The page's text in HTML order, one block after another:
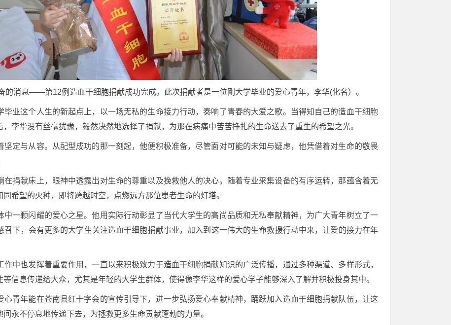
的消息——第12例造血干细胞捐献成功完成。此次捐献者是一位刚大学毕业的爱心青年，李华(化名）。
业这个人生的新起点上，以一场无私的生命接力行动，奏响了青春的大爱之歌。当得知自己的造血干细胞
李华没有丝毫犹豫，毅然决然地选择了捐献，为那在病痛中苦苦挣扎的生命送去了重生的希望之光。
定与从容。从配型成功的那一刻起，他便积极准备，尽管面对可能的未知与疑虑，他凭借着对生命的敬畏
在捐献床上，眼神中透露出对生命的尊重以及挽救他人的决心。随着专业采集设备的有序运转，那蕴含着无
希望的火种，即将跨越时空，点燃远方那位患者生命的灯塔。
中一颗闪耀的爱心之星。他用实际行动彰显了当代大学生的高尚品质和无私奉献精神，为广大青年树立了一
下，会有更多的大学生关注造血干细胞捐献事业，加入到这一伟大的生命救援行动中来，让爱的接力在年
中也发挥着重要作用，一直以来积极致力于造血干细胞捐献知识的广泛传播，通过多种渠道、多样形式，
信息传递给大众，尤其是年轻的大学生群体，使得像李华这样的爱心学子能够深入了解并积极投身其中。
心青年能在苍南县红十字会的宣传引导下，进一步弘扬爱心奉献精神，踊跃加入造血干细胞捐献队伍，让这
永不停息地传递下去，为拯救更多生命贡献蓬勃的力量。